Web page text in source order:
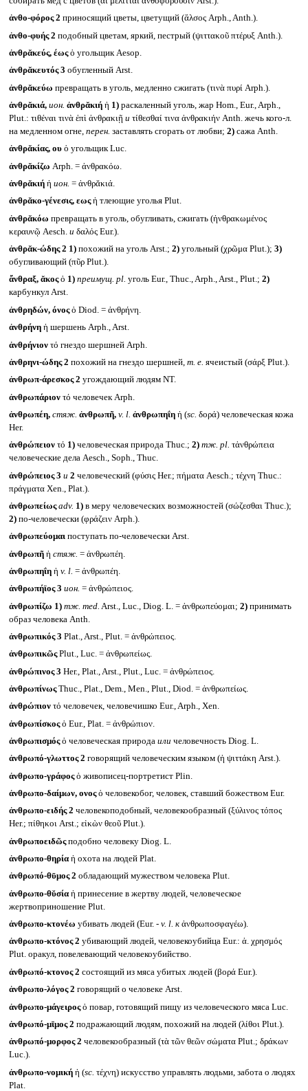
ἀνθο-φόρος 2 приносящий цветы, цветущий (ἄλσος Arph., Anth.).
ἀνθο-φυής 2 подобный цветам, яркий, пестрый (ψιττακοῦ πτέρυξ Anth.).
ἀνθρᾰκεύς, έωςὁ угольщик Aesop.
ἀνθρᾰκευτός 3 обугленный Arst.
ἀνθρᾰκεύω превращать в уголь, медленно сжигать (τινὰ πυρί Arph.).
ἀνθρᾰκιά, ион. ἀνθρᾰκιή ἡ 1)раскаленный уголь, жар Hom., Eur., Arph.,
Plut.: τιθέναι τινὰ ἐπὶ ἀνθρακιῇ и τίθεσθαί τινα ἀνθρακιήν Anth. жечь кого-л.
на медленном огне, перен. заставлять сгорать от любви; 2)сажа Anth.
ἀνθρᾰκίας, ουὁ угольщик Luc.
ἀνθρᾰκίζω Arph. = ἀνθρακόω.
ἀνθρᾰκιή ἡ ион. = ἀνθρᾰκιά.
ἀνθρᾰκο-γένεσις, εωςἡ тлеющие уголья Plut.
ἀνθρᾰκόω превращать в уголь, обугливать, сжигать (ἠνθρακωμένος
κεραυνῷ Aesch. и δαλός Eur.).
ἀνθρᾰκ-ώδης 2 1)похожий на уголь Arst.; 2)угольный (χρῶμα Plut.); 3)
обугливающий (πῦρ Plut.).
ἄνθραξ, ᾰκοςὁ 1) преимущ. pl. уголь Eur., Thuc., Arph., Arst., Plut.; 2)
карбункул Arst.
ἀνθρηδών, όνοςὁ Diod. = ἀνθρήνη.
ἀνθρήνη ἡ шершень Arph., Arst.
ἀνθρήνιον τό гнездо шершней Arph.
ἀνθρηνι-ώδης 2 похожий на гнездо шершней, т. е. ячеистый (σάρξ Plut.).
ἀνθρωπ-άρεσκος 2 угождающий людям NT.
ἀνθρωπάριον τό человечек Arph.
ἀνθρωπέη, стяж. ἀνθρωπῆ, v. l. ἀνθρωπηΐη ἡ (sc. δορά) человеческая кожа
Her.
ἀνθρώπειον τό 1)человеческая природа Thuc.; 2) тж. pl. τἀνθρώπεια
человеческие дела Aesch., Soph., Thuc.
ἀνθρώπειος 3 и 2 человеческий (φύσις Her.; πήματα Aesch.; τέχνη Thuc.:
πράγματα Xen., Plat.).
ἀνθρωπείως adv. 1)в меру человеческих возможностей (σώζεσθαι Thuc.);
2)по-человечески (φράζειν Arph.).
ἀνθρωπεύομαι поступать по-человечески Arst.
ἀνθρωπῆ ἡ стяж. = ἀνθρωπέη.
ἀνθρωπηΐη ἡ v. l. = ἀνθρωπέη.
ἀνθρωπήϊος 3 ион. = ἀνθρώπειος.
ἀνθρωπίζω 1) тж. med. Arst., Luc., Diog. L. = ἀνθρωπεύομαι; 2)принимать
образ человека Anth.
ἀνθρωπικός 3 Plat., Arst., Plut. = ἀνθρώπειος.
ἀνθρωπικῶςPlut., Luc. = ἀνθρωπείως.
ἀνθρώπινος 3 Her., Plat., Arst., Plut., Luc. = ἀνθρώπειος.
ἀνθρωπίνωςThuc., Plat., Dem., Men., Plut., Diod. = ἀνθρωπείως.
ἀνθρώπιον τό человечек, человечишко Eur., Arph., Xen.
ἀνθρωπίσκοςὁ Eur., Plat. = ἀνθρώπιον.
ἀνθρωπισμόςὁ человеческая природа или человечность Diog. L.
ἀνθρωπό-γλωττος 2 говорящий человеческим языком (ἡ ψιττάκη Arst.).
ἀνθρωπο-γράφοςὁ живописец-портретист Plin.
ἀνθρωπο-δαίμων, ονοςὁ человекобог, человек, ставший божеством Eur.
ἀνθρωπο-ειδής 2 человекоподобный, человекообразный (ξύλινος τόπος
Her.; πίθηκοι Arst.; εἰκὼν θεοῦ Plut.).
ἀνθρωποειδῶςподобно человеку Diog. L.
ἀνθρωπο-θηρία ἡ охота на людей Plat.
ἀνθρωπό-θῡμος 2 обладающий мужеством человека Plut.
ἀνθρωπο-θῠσία ἡ принесение в жертву людей, человеческое
жертвоприношение Plut.
ἀνθρωπο-κτονέω убивать людей (Eur. - v. l. кἀνθρωποσφαγέω).
ἀνθρωπο-κτόνος 2 убивающий людей, человекоубийца Eur.: ἀ. χρησμός
Plut. оракул, повелевающий человекоубийство.
ἀνθρωπό-κτονος 2 состоящий из мяса убитых людей (βορά Eur.).
ἀνθρωπο-λόγος 2 говорящий о человеке Arst.
ἀνθρωπο-μάγειροςὁ повар, готовящий пищу из человеческого мяса Luc.
ἀνθρωπό-μῑμος 2 подражающий людям, похожий на людей (λίθοι Plut.).
ἀνθρωπό-μορφος 2 человекообразный (τὰ τῶν θεῶν σώματα Plut.; δράκων
Luc.).
ἀνθρωπο-νομική ἡ (sc. τέχνη) искусство управлять людьми, забота о людях
Plat.